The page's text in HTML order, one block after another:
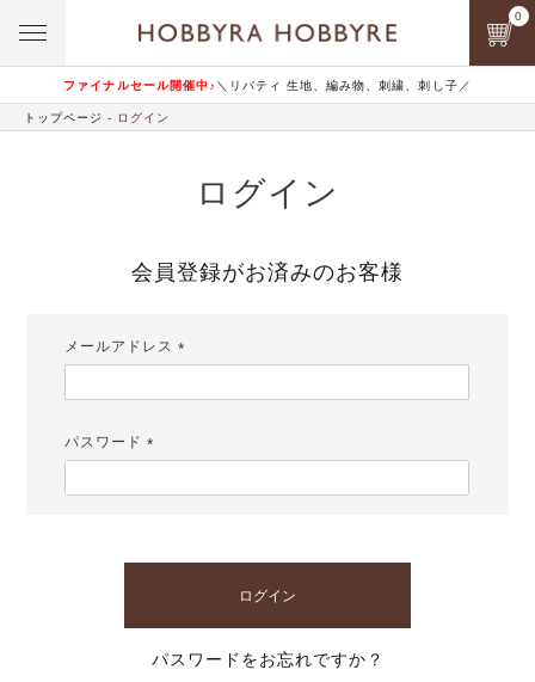
ファイナルセール開催中♪ ＼リバティ 生地、編み物、刺繍、刺し子／
0
トップページ ログイン
ログイン
会員登録がお済みのお客様
メールアドレス
パスワード
ログイン
パスワードをお忘れですか？